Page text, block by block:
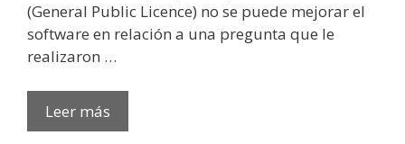
(General Public Licence) no se puede mejorar el
software en relación a una pregunta que le
realizaron …
Leer más